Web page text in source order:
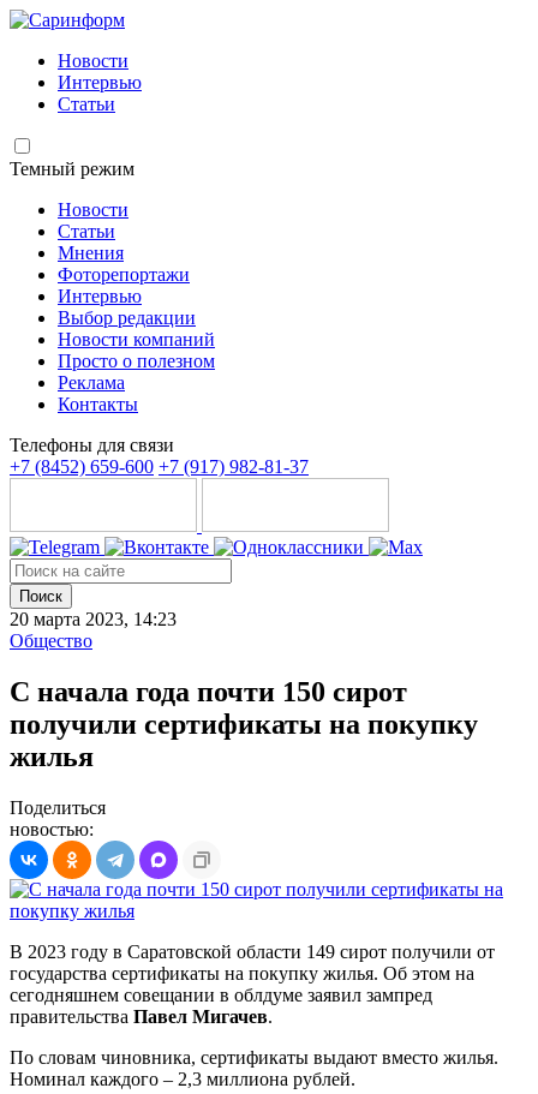
Новости
Интервью
Статьи
Темный режим
Новости
Статьи
Мнения
Фоторепортажи
Интервью
Выбор редакции
Новости компаний
Просто о полезном
Реклама
Контакты
Телефоны для связи
+7 (8452) 659-600 +7 (917) 982-81-37
Поиск
20 марта 2023, 14:23
Общество
С начала года почти 150 сирот
получили сертификаты на покупку
жилья
Поделиться
новостью:
В 2023 году в Саратовской области 149 сирот получили от
государства сертификаты на покупку жилья. Об этом на
сегодняшнем совещании в облдуме заявил зампред
правительства Павел Мигачев.
По словам чиновника, сертификаты выдают вместо жилья.
Номинал каждого – 2,3 миллиона рублей.